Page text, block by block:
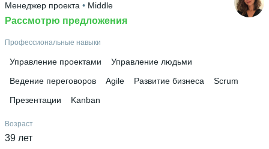
МУИВ • Юридический • 3 года и 2 месяца
Дополнительное образование
Simpler • GoPractice •
(GeekBrains)
Нетология
Менеджер проекта • Middle
Рассмотрю предложения
Профессиональные навыки
Управление проектами
Управление людьми
Ведение переговоров
Agile Развитие бизнеса
Scrum
Презентации
Kanban
Возраст
39 лет